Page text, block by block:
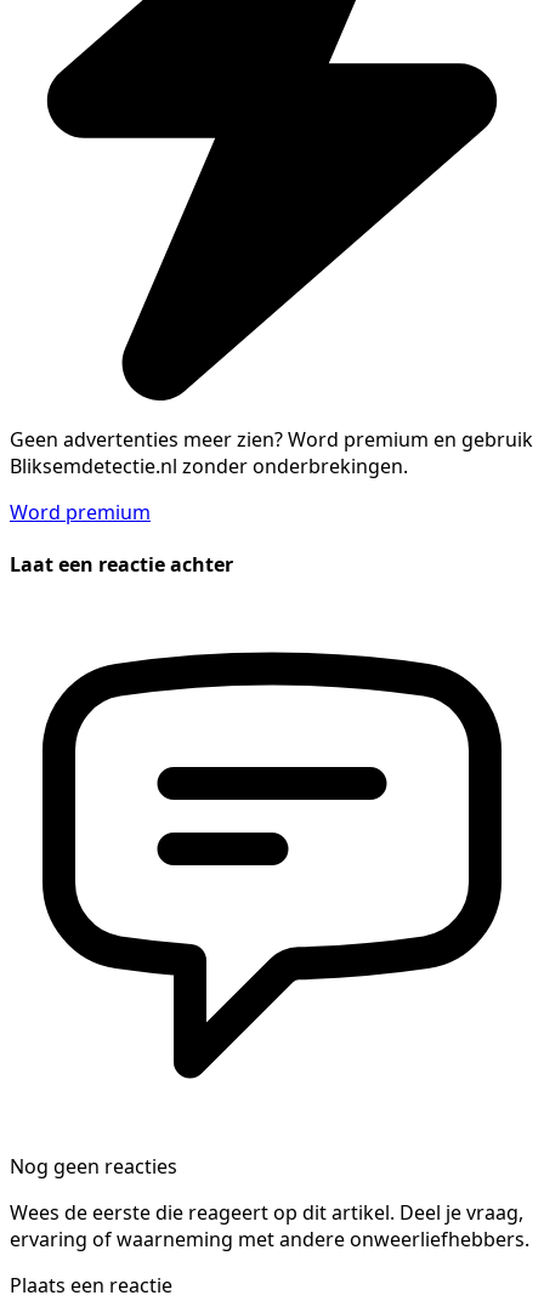
Geen advertenties meer zien?Word premium en gebruik
Bliksemdetectie.nl zonder onderbrekingen.
Word premium
Laat een reactie achter
Nog geen reacties
Wees de eerste die reageert op dit artikel. Deel je vraag,
ervaring of waarneming met andere onweerliefhebbers.
Plaats een reactie